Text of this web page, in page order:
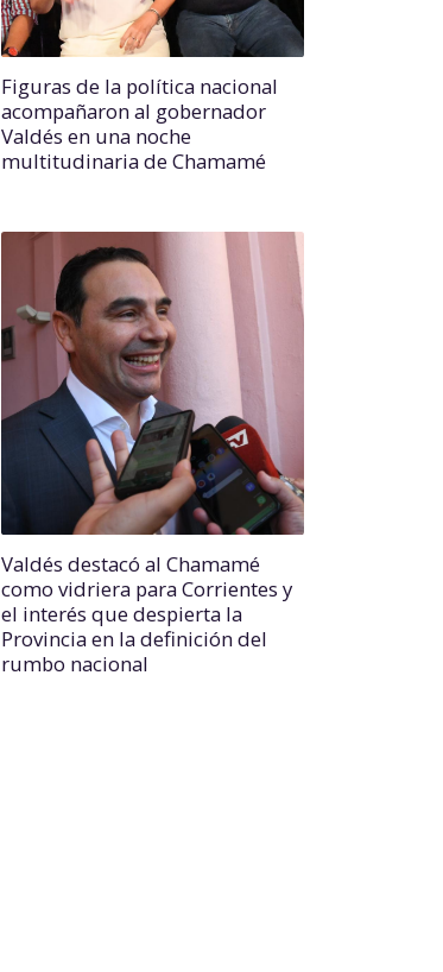
Figuras de la política nacional
acompañaron al gobernador
Valdés en una noche
multitudinaria de Chamamé
Valdés destacó al Chamamé
como vidriera para Corrientes y
el interés que despierta la
Provincia en la definición del
rumbo nacional